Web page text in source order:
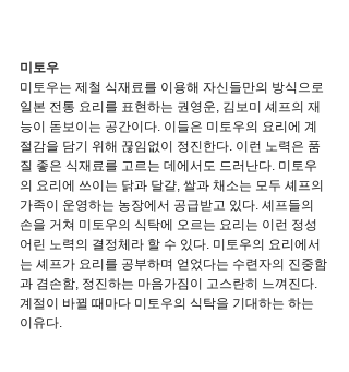
미토우
미토우는 제철 식재료를 이용해 자신들만의 방식으로
일본 전통 요리를 표현하는 권영운, 김보미 셰프의 재
능이 돋보이는 공간이다. 이들은 미토우의 요리에 계
절감을 담기 위해 끊임없이 정진한다. 이런 노력은 품
질 좋은 식재료를 고르는 데에서도 드러난다. 미토우
의 요리에 쓰이는 닭과 달걀, 쌀과 채소는 모두 셰프의
가족이 운영하는 농장에서 공급받고 있다. 셰프들의
손을 거쳐 미토우의 식탁에 오르는 요리는 이런 정성
어린 노력의 결정체라 할 수 있다. 미토우의 요리에서
는 셰프가 요리를 공부하며 얻었다는 수련자의 진중함
과 겸손함, 정진하는 마음가짐이 고스란히 느껴진다.
계절이 바뀔 때마다 미토우의 식탁을 기대하는 하는
이유다.